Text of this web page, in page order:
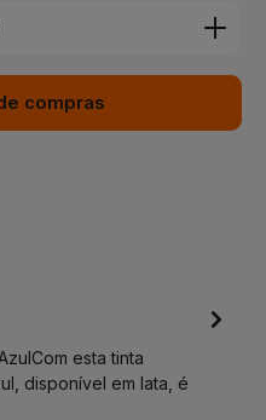
a quantidade
compras
esta tinta
disponível em lata, é